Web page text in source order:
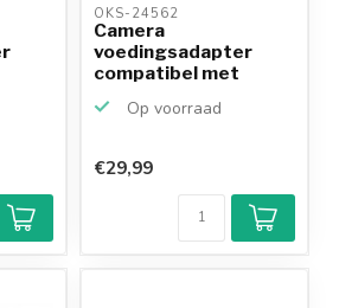
OKS-24562
Camera
voedingsadapter
compatibel met
Op voorraad
Klantenbeoordeling
9,2/10
Achteraf
betalen mogelijk
€29,99